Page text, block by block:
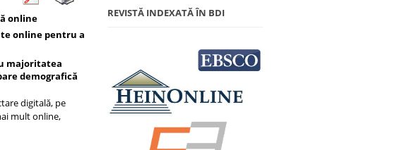
online
online pentru a
majoritatea
demografică
digitală, pe
mult online,
REVISTĂ INDEXATĂ ÎN BDI